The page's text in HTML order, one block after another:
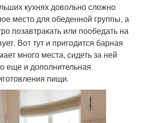
кухнях довольно сложно
место для обеденной группы, а
позавтракать или пообедать на
Вот тут и пригодится барная
много места, сидеть за ней
еще и дополнительная
пищи.